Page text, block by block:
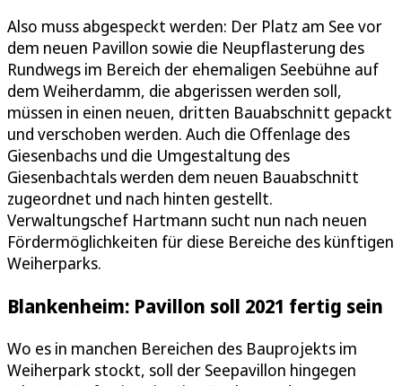
Also muss abgespeckt werden: Der Platz am See vor
dem neuen Pavillon sowie die Neupflasterung des
Rundwegs im Bereich der ehemaligen Seebühne auf
dem Weiherdamm, die abgerissen werden soll,
müssen in einen neuen, dritten Bauabschnitt gepackt
und verschoben werden. Auch die Offenlage des
Giesenbachs und die Umgestaltung des
Giesenbachtals werden dem neuen Bauabschnitt
zugeordnet und nach hinten gestellt.
Verwaltungschef Hartmann sucht nun nach neuen
Fördermöglichkeiten für diese Bereiche des künftigen
Weiherparks.
Blankenheim: Pavillon soll 2021 fertig sein
Wo es in manchen Bereichen des Bauprojekts im
Weiherpark stockt, soll der Seepavillon hingegen